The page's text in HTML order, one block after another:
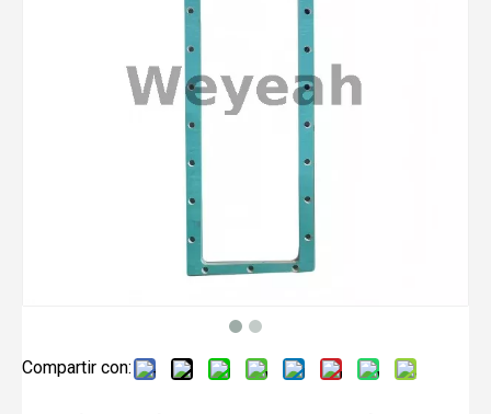
Compartir con: